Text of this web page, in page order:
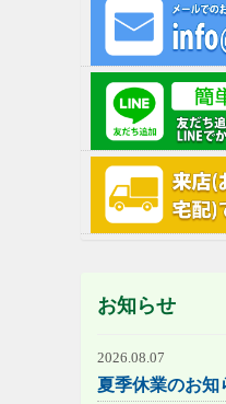
お知らせ
2026.08.07
夏季休業のお知